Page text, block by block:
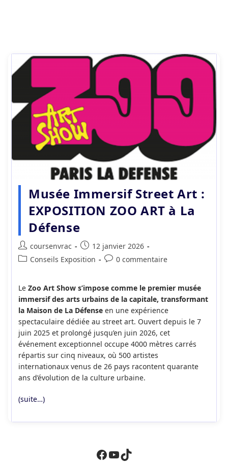
Musée Immersif Street Art :
EXPOSITION ZOO ART à La
Défense
Auteur/autrice
de
coursenvrac
Publication
publiée :
12 janvier 2026
PostConseils Exposition
Commentaires
publication :
0 commentaire
Le Zoo Art Show s’impose comme le premier musée
immersif des arts urbains de la capitale, transformant
la Maison de La Défenseen une expérience
spectaculaire dédiée au street art. Ouvert depuis le 7
juin 2025 et prolongé jusqu’en juin 2026, cet
événement exceptionnel occupe 4000 mètres carrés
répartis sur cinq niveaux, où 500 artistes
internationaux venus de 26 pays racontent quarante
ans d’évolution de la culture urbaine.
(suite…)
Facebook
YouTube
TikTok